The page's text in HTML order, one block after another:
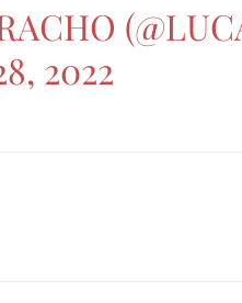
2022